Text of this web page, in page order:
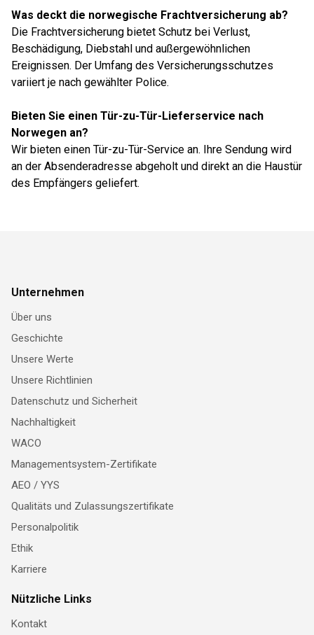
Was deckt die norwegische Frachtversicherung ab?
Die Frachtversicherung bietet Schutz bei Verlust,
Beschädigung, Diebstahl und außergewöhnlichen
Ereignissen. Der Umfang des Versicherungsschutzes
variiert je nach gewählter Police.
Bieten Sie einen Tür-zu-Tür-Lieferservice nach
Norwegen an?
Wir bieten einen Tür-zu-Tür-Service an. Ihre Sendung wird
an der Absenderadresse abgeholt und direkt an die Haustür
des Empfängers geliefert.
Unternehmen
Über uns
Geschichte
Unsere Werte
Unsere Richtlinien
Datenschutz und Sicherheit
Nachhaltigkeit
WACO
Managementsystem-Zertifikate
AEO / YYS
Qualitäts und Zulassungszertifikate
Personalpolitik
Ethik
Karriere
Nützliche Links
Kontakt